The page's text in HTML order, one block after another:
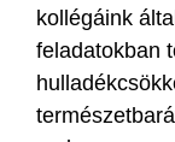
kollégáink
feladatokban